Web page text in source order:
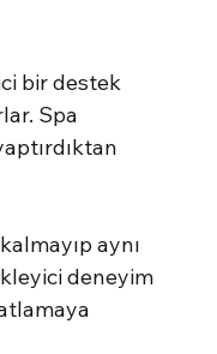
bir destek
Spa
aynı
deneyim